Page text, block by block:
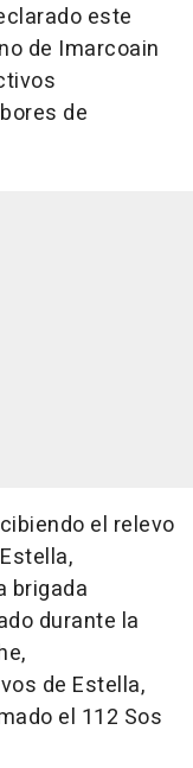
este
de Imarcoain
de
el relevo
brigada
durante la
de Estella,
el 112 Sos